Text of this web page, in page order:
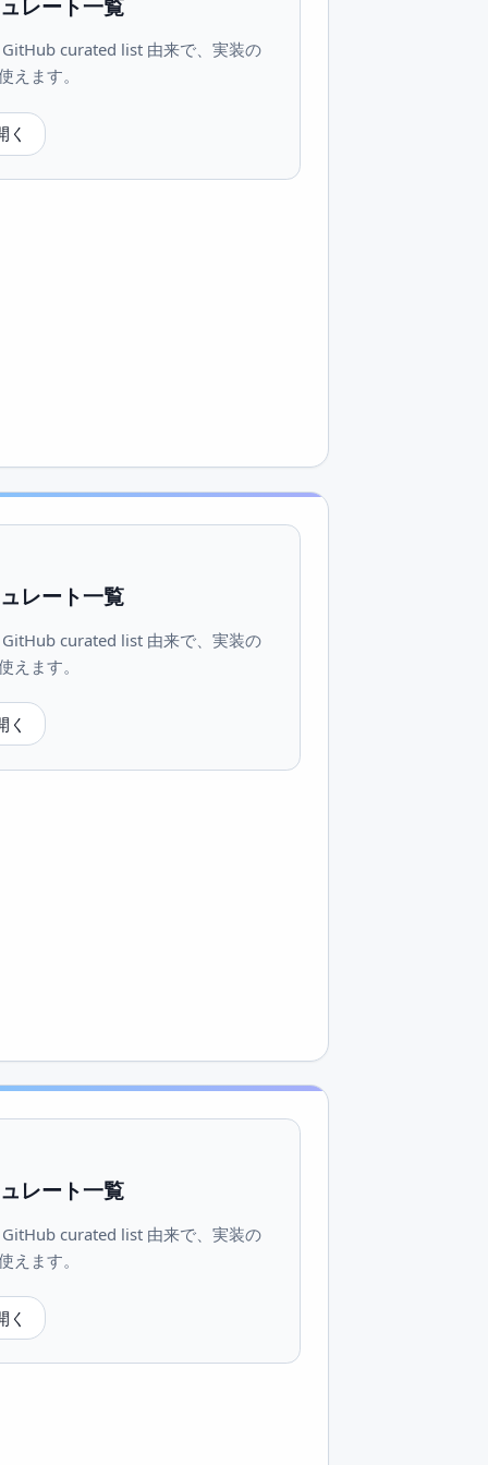
レート一覧
curated list 由来で、実装の
えます。
く
レート一覧
curated list 由来で、実装の
えます。
く
レート一覧
curated list 由来で、実装の
えます。
く